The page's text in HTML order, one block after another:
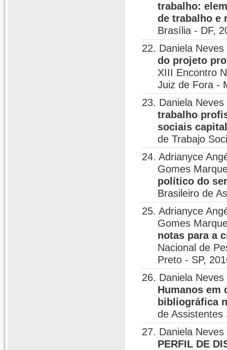
trabalho:
de trabalho e
Brasília - DF,
22. Daniela
do projeto
XIII Encontro
Juiz de Fora -
23. Daniela
trabalho
sociais
de Trabajo
24. Adrianyce
Gomes
político do
Brasileiro de
25. Adrianyce
Gomes
notas para a
Nacional de
Preto - SP,
26. Daniela
Humanos em
bibliográfica
de
27. Daniela
PERFIL DE